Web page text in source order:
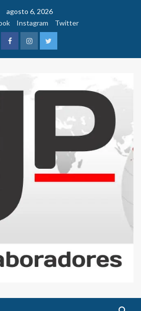
agosto 6, 2026
Instagram Twitter
FacebookInstagramTwitter